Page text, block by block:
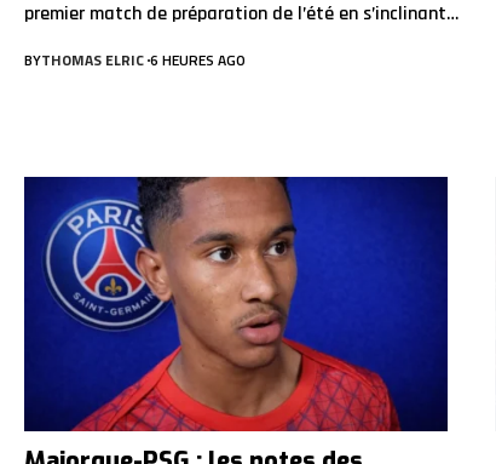
premier match de préparation de l’été en s’inclinant…
BYTHOMAS ELRIC 6 HEURES AGO